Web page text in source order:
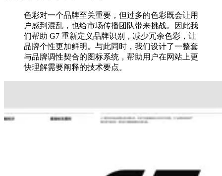
色彩对一个品牌至关重要，但过多的色彩既会让用
户感到混乱，也给市场传播团队带来挑战。因此我
们帮助 G7 重新定义品牌识别，减少冗余色彩，让
品牌个性更加鲜明。与此同时，我们设计了一整套
与品牌调性契合的图标系统，帮助用户在网站上更
快理解需要阐释的技术要点。